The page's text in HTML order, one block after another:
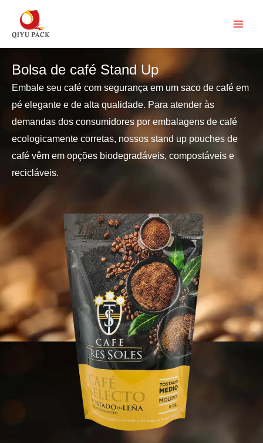
Bolsa de café Stand Up
Embale seu café com segurança em um saco de café em
pé elegante e de alta qualidade. Para atender às
demandas dos consumidores por embalagens de café
ecologicamente corretas, nossos stand up pouches de
café vêm em opções biodegradáveis, compostáveis e
recicláveis.